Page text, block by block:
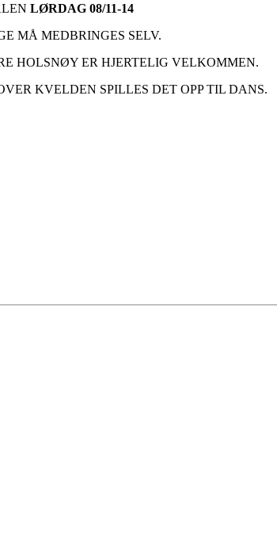
LØRDAG 08/11-14
MÅ MEDBRINGES SELV.
HOLSNØY ER HJERTELIG VELKOMMEN.
KVELDEN SPILLES DET OPP TIL DANS.